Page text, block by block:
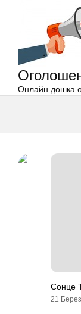
Онлайн дошка
Сонце
21